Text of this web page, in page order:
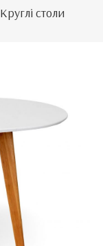
Круглі столи